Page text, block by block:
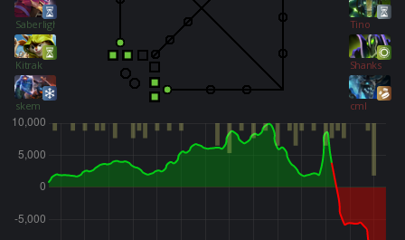
Saberlight
Kitrak
skem
Tino
Shanks
cml